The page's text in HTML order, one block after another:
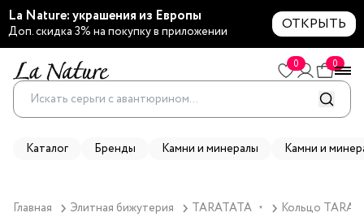
La Nature: украшения из Европы
Доп. скидка 3% на покупку в приложении ОТКРЫТЬ
0 0
Каталог Бренды Камни и минералы Камни и
Главная Элитная бижутерия TARATATA ▼ Кольцо